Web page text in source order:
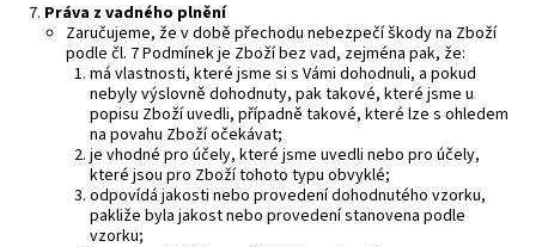
Práva z vadného plnění
Zaručujeme, že v době přechodu nebezpečí škody na Zboží
podle čl. 7 Podmínek je Zboží bez vad, zejména pak, že:
má vlastnosti, které jsme si s Vámi dohodnuli, a pokud
nebyly výslovně dohodnuty, pak takové, které jsme u
popisu Zboží uvedli, případně takové, které lze s ohledem
na povahu Zboží očekávat;
je vhodné pro účely, které jsme uvedli nebo pro účely,
které jsou pro Zboží tohoto typu obvyklé;
odpovídá jakosti nebo provedení dohodnutého vzorku,
pakliže byla jakost nebo provedení stanovena podle
vzorku;